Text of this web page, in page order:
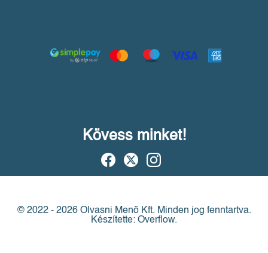
Kövess minket!
© 2022 - 2026 Olvasni Menő Kft. Minden jog fenntartva.
Készítette: Overflow.